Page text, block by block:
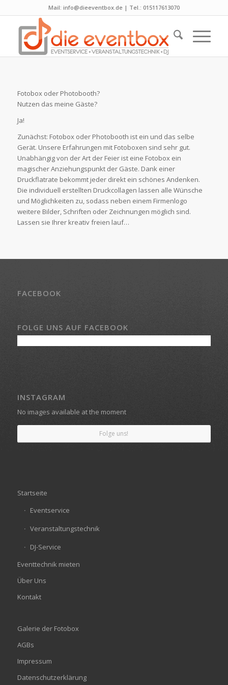
Mail: info@dieeventbox.de | Tel.: 015117613070
Fotobox oder Photobooth?
Nutzen das meine Gäste?
Ja!
Zunächst: Fotobox oder Photobooth ist ein und das selbe
Gerät. Unsere Erfahrungen mit Fotoboxen sind sehr gut.
Unabhängig von der Art der Feier ist eine Fotobox ein
magischer Anziehungspunkt der Gäste. Dank einer
Druckflatrate bekommt jeder direkt ein schönes Andenken.
Die individuell erstellten Druckcollagen lassen alle Wünsche
und Möglichkeiten zu, sodass neben einem Firmenlogo
weitere Bilder, Schriften oder Zeichnungen möglich sind.
Lassen sie Ihrer kreativ freien lauf…
FACEBOOK
FOLGE UNS AUF FACEBOOK
INSTAGRAM
No images available at the moment
Folge uns!
Startseite
Eventservice
Veranstaltungstechnik
DJ-Service
Eventtechnik mieten
Über Uns
Kontakt
Galerie der Fotobox
AGBs
Impressum
Datenschutzerklärung